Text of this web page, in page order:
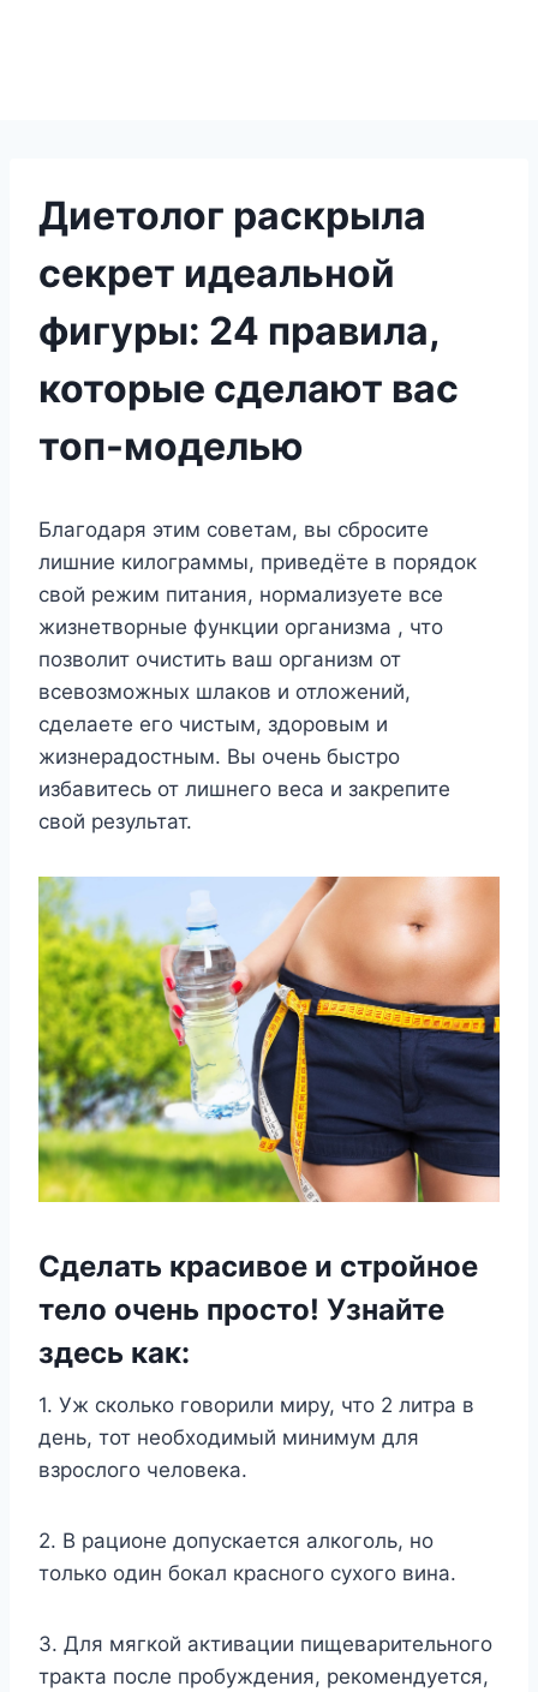
Диетолог раскрыла
секрет идеальной
фигуры: 24 правила,
которые сделают вас
топ-моделью
Благодаря этим советам, вы сбросите
лишние килограммы, приведёте в порядок
свой режим питания, нормализуете все
жизнетворные функции организма , что
позволит очистить ваш организм от
всевозможных шлаков и отложений,
сделаете его чистым, здоровым и
жизнерадостным. Вы очень быстро
избавитесь от лишнего веса и закрепите
свой результат.
Сделать красивое и стройное
тело очень просто! Узнайте
здесь как:
1. Уж сколько говорили миру, что 2 литра в
день, тот необходимый минимум для
взрослого человека.
2. В рационе допускается алкоголь, но
только один бокал красного сухого вина.
3. Для мягкой активации пищеварительного
тракта после пробуждения, рекомендуется,